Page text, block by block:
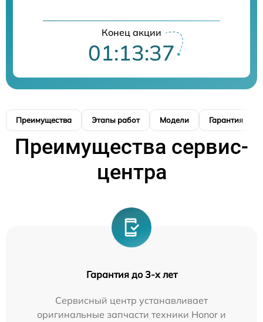
Конец акции
01:13:37
Преимущества Этапы работ Модели Гарантия
Преимущества сервис-
центра
Гарантия до 3-х лет
Сервисный центр устанавливает
оригинальные запчасти техники Honor и